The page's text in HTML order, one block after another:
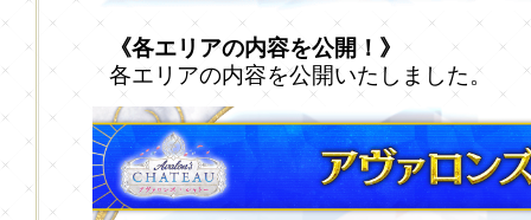
《各エリアの内容を公開！》
各エリアの内容を公開いたしました。